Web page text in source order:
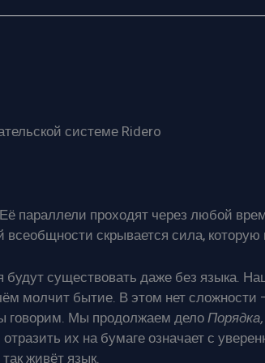
системе Ridero
параллели проходят через любой
скрывается сила, которую
будут существовать даже без языка.
молчит бытие. В этом нет сложности
говорим. Мы продолжаем делоПорядка,
их на бумаге означает с
живёт язык.